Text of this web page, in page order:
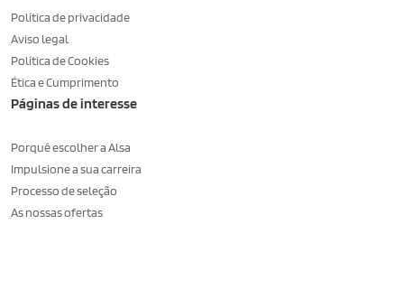
Política de privacidade
Aviso legal
Política de Cookies
Ética e Cumprimento
Páginas de interesse
Porquê escolher a Alsa
Impulsione a sua carreira
Processo de seleção
As nossas ofertas